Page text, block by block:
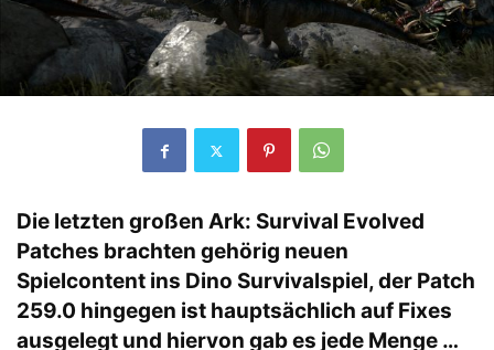
Die letzten großen Ark: Survival Evolved
Patches brachten gehörig neuen
Spielcontent ins Dino Survivalspiel, der Patch
259.0 hingegen ist hauptsächlich auf Fixes
ausgelegt und hiervon gab es jede Menge …